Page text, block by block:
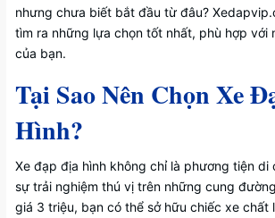
nhưng chưa biết bắt đầu từ đâu?
tìm ra những lựa chọn tốt nhất, phù hợp với
của bạn.
Tại Sao Nên Chọn Xe
Hình?
Xe đạp địa hình không chỉ là phương tiện di
sự trải nghiệm thú vị trên những cung
giá 3 triệu, bạn có thể sở hữu chiếc xe chất